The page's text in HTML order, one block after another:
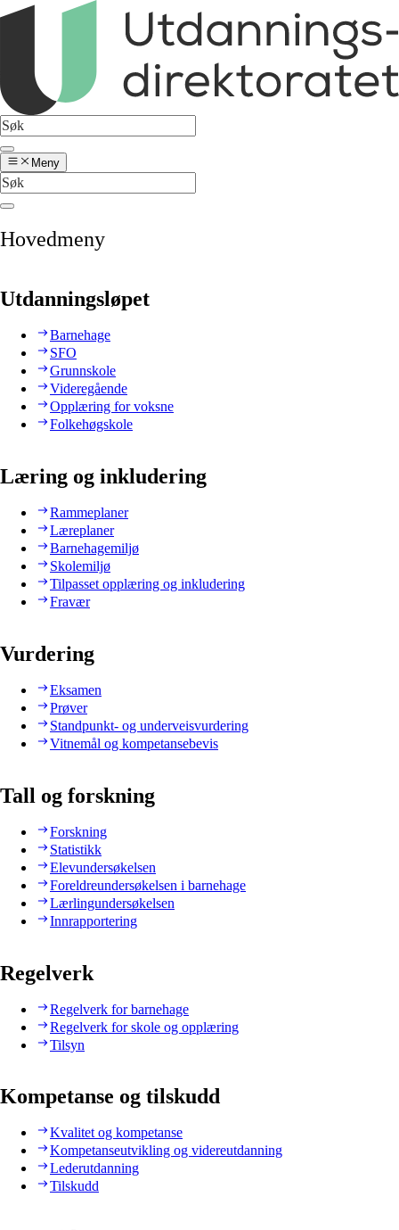
Meny
Hovedmeny
Utdanningsløpet
Barnehage
SFO
Grunnskole
Videregående
Opplæring for voksne
Folkehøgskole
Læring og inkludering
Rammeplaner
Læreplaner
Barnehagemiljø
Skolemiljø
Tilpasset opplæring og inkludering
Fravær
Vurdering
Eksamen
Prøver
Standpunkt- og underveisvurdering
Vitnemål og kompetansebevis
Tall og forskning
Forskning
Statistikk
Elevundersøkelsen
Foreldreundersøkelsen i barnehage
Lærlingundersøkelsen
Innrapportering
Regelverk
Regelverk for barnehage
Regelverk for skole og opplæring
Tilsyn
Kompetanse og tilskudd
Kvalitet og kompetanse
Kompetanseutvikling og videreutdanning
Lederutdanning
Tilskudd